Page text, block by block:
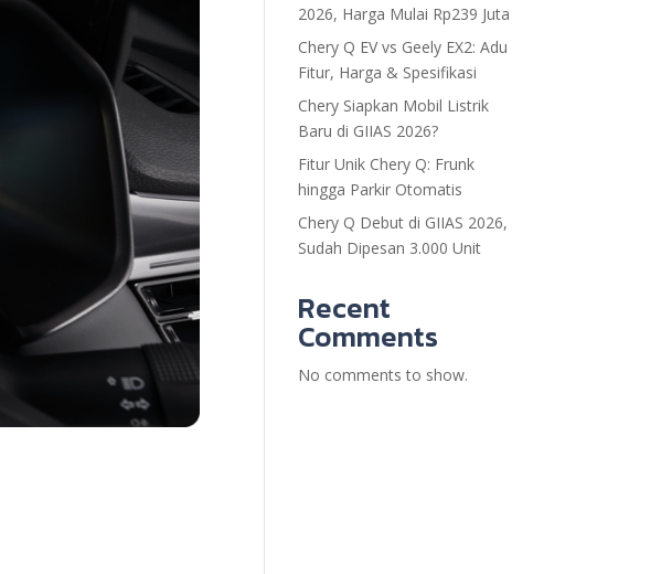
2026, Harga Mulai Rp239 Juta
Chery Q EV vs Geely EX2: Adu
Fitur, Harga & Spesifikasi
Chery Siapkan Mobil Listrik
Baru di GIIAS 2026?
Fitur Unik Chery Q: Frunk
hingga Parkir Otomatis
Chery Q Debut di GIIAS 2026,
Sudah Dipesan 3.000 Unit
Recent
Comments
No comments to show.